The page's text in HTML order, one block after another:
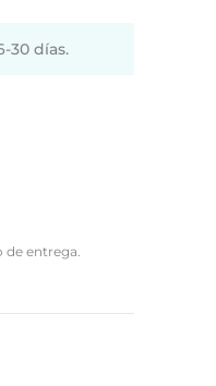
30 días.
entrega.